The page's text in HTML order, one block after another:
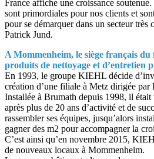
France affiche une croissance
sont primordiales pour nos clients et
pour se démarquer dans un secteur
Patrick Jund.
A Mommenheim, le siège français
produits de nettoyage et d’entretien
En 1993, le groupe KIEHL décide
création d’une filiale à Metz dirigée par
Installée à Brumath depuis 1998, il
après plus de 20 ans d’activité et de
rassembler ses équipes, jusqu’alors
gagner des m2 pour accompagner la
C’est ainsi qu’en novembre 2015,
de nouveaux locaux à Mommenheim.